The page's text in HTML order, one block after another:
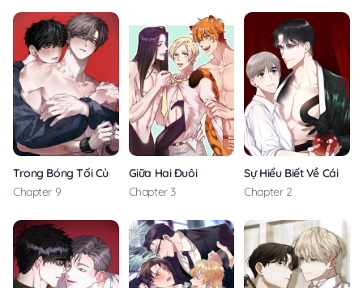
Trong Bóng Tối Của Gia Đình
Chapter 9
Giữa Hai Đuôi
Chapter 3
Sự Hiểu Biết Về Cái
Chapter 2